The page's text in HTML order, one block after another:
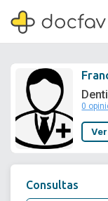
0
Consultas